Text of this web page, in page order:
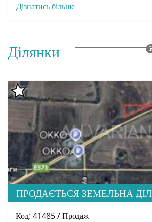
Дізнатись більше
Ділянки
Код: 41485 / Продаж